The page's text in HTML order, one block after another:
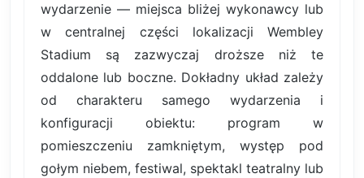
wydarzenie — miejsca bliżej wykonawcy lub
w centralnej części lokalizacji Wembley
Stadium są zazwyczaj droższe niż te
oddalone lub boczne. Dokładny układ zależy
od charakteru samego wydarzenia i
konfiguracji obiektu: program w
pomieszczeniu zamkniętym, występ pod
gołym niebem, festiwal, spektakl teatralny lub